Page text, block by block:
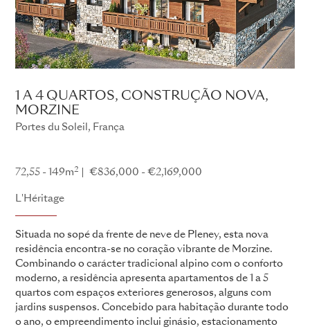
1 A 4 QUARTOS, CONSTRUÇÃO NOVA,
MORZINE
Portes du Soleil, França
72,55 - 149m2 €836,000 - €2,169,000
L'Héritage
Situada no sopé da frente de neve de Pleney, esta nova
residência encontra-se no coração vibrante de Morzine.
Combinando o carácter tradicional alpino com o conforto
moderno, a residência apresenta apartamentos de 1 a 5
quartos com espaços exteriores generosos, alguns com
jardins suspensos. Concebido para habitação durante todo
o ano, o empreendimento inclui ginásio, estacionamento